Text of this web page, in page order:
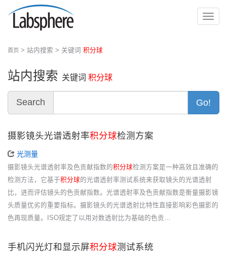
切
首页 > 站内搜索 > 关键词 积分球
站内搜索 关键词 积分球
Search Go!
摄影镜头光谱透射率积分球检测方案
光测量
摄影镜头光谱透射率及色贡献指数的积分球检测方案是一种高效且准确的
检测方法，它基于积分球 的光谱透射率测试系统来获取镜头的光谱透射
比，进而评估镜头的色贡献指数。光谱透射率及色贡献指数是衡量摄影镜
头质量优劣的重要指标。摄影镜头的光谱透射比特性直接影响彩色摄影的
色再现质量。ISO规定了以用对数透射比为基础的色贡…
手机闪光灯和显示屏积分球测试系统